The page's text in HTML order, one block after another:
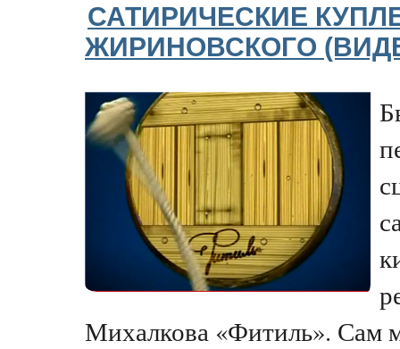
САТИРИЧЕСКИЕ
ЖИРИНОВСКОГО
Михалкова «Фитиль». Сам